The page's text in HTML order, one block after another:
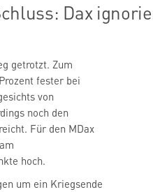
Dax
getrotzt. Zum
fester bei
von
noch den
hoch.
um ein Kriegsende